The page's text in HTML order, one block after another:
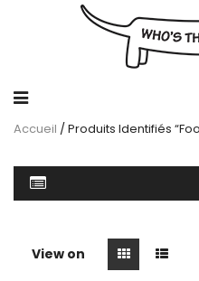
Accueil / Produits Identifiés
View on